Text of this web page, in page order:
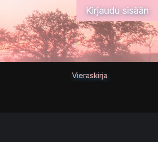
Kirjaudu sisään
Vieraskirja